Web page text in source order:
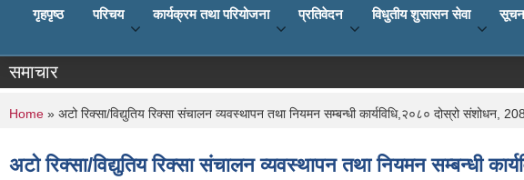
गृहपृष्ठ परिचय कार्यक्रम तथा परियोजना प्रतिवेदन विधुतीय शुसासन सेवा
समाचार
You are here
Home » अटो रिक्सा/विद्युतिय रिक्सा संचालन व्यवस्थापन तथा नियमन सम्बन्धी कार्यविधि,२०८० दोस्रो संशोधन,
अटो रिक्सा/विद्युतिय रिक्सा संचालन व्यवस्थापन तथा नियमन सम्बन्धी